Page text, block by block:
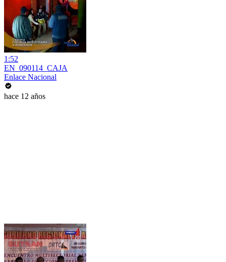
1:52
EN_090114_CAJA
Enlace Nacional
hace 12 años